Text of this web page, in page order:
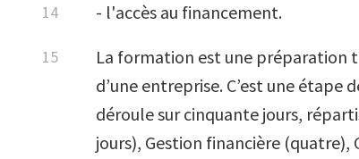
- l'accès au financement.
La formation est une préparation
d’une entreprise. C’est une
déroule sur cinquante jours,
jours), Gestion financière